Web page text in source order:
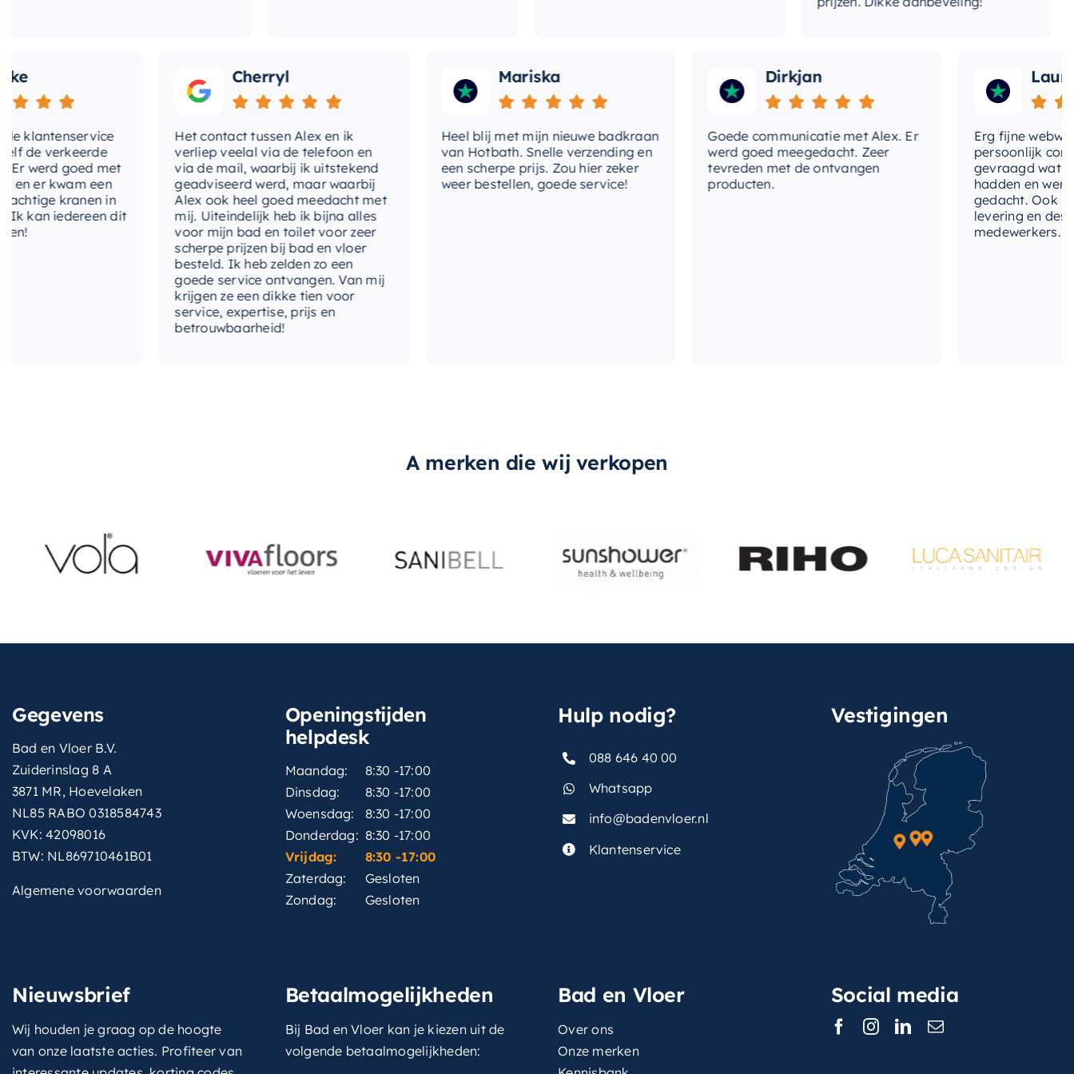
verkeerde
goed met
kwam een
kranen in
iedereen dit
Cherryl
Het contact tussen Alex en ik
verliep veelal via de telefoon en
via de mail, waarbij ik uitstekend
geadviseerd werd, maar waarbij
Alex ook heel goed meedacht met
mij. Uiteindelijk heb ik bijna alles
voor mijn bad en toilet voor zeer
scherpe prijzen bij bad en vloer
besteld. Ik heb zelden zo een
goede service ontvangen. Van mij
krijgen ze een dikke tien voor
service, expertise, prijs en
betrouwbaarheid!
Mariska
Heel blij met mijn nieuwe badkraan
van Hotbath. Snelle verzending en
een scherpe prijs. Zou hier zeker
weer bestellen, goede service!
Dirkjan
Goede communicatie met Alex. Er
werd goed meegedacht. Zeer
tevreden met de ontvangen
producten.
Laura
Erg fijne webwinkel,
persoonlijk contact
gevraagd wat we
hadden en werd met
gedacht. Ook in de
levering en
medewerkers. Wij
A merken die wij verkopen
Gegevens
Bad en Vloer B.V.
Zuiderinslag 8 A
3871 MR, Hoevelaken
NL85 RABO 0318584743
KVK: 42098016
BTW: NL869710461B01
Algemene voorwaarden
Openingstijden
helpdesk
Maandag:
8:30 -17:00
Dinsdag:
8:30 -17:00
Woensdag:
8:30 -17:00
Donderdag: 8:30 -17:00
Vrijdag:
8:30 -17:00
Zaterdag:
Gesloten
Zondag:
Gesloten
Hulp nodig?
088 646 40 00
Whatsapp
info@badenvloer.nl
Klantenservice
Vestigingen
Nieuwsbrief
Wij houden je graag op de hoogte
van onze laatste acties. Profiteer van
Betaalmogelijkheden
Bij Bad en Vloer kan je kiezen uit de
volgende betaalmogelijkheden:
Bad en Vloer
Over ons
Onze merken
Social media